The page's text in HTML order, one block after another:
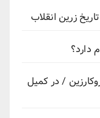
زرین انقلاب
دارد؟
/ در کمیل